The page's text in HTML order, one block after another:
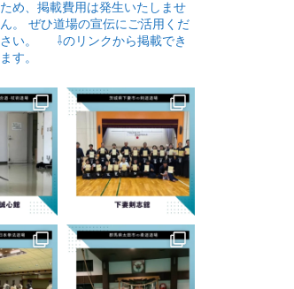
ため、掲載費用は発生いたしませ
ん。
ぜひ道場の宣伝にご活用くだ
さい。
⇩のリンクから掲載でき
ます。